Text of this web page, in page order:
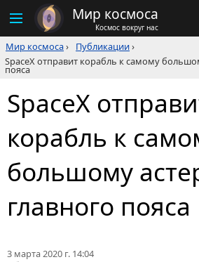
Мир космоса
Космос вокруг нас
Мир космоса› Публикации›
SpaceX отправит корабль к самому
пояса
SpaceX
корабль к
большому
главного пояса
3 марта 2020 г. 14:04